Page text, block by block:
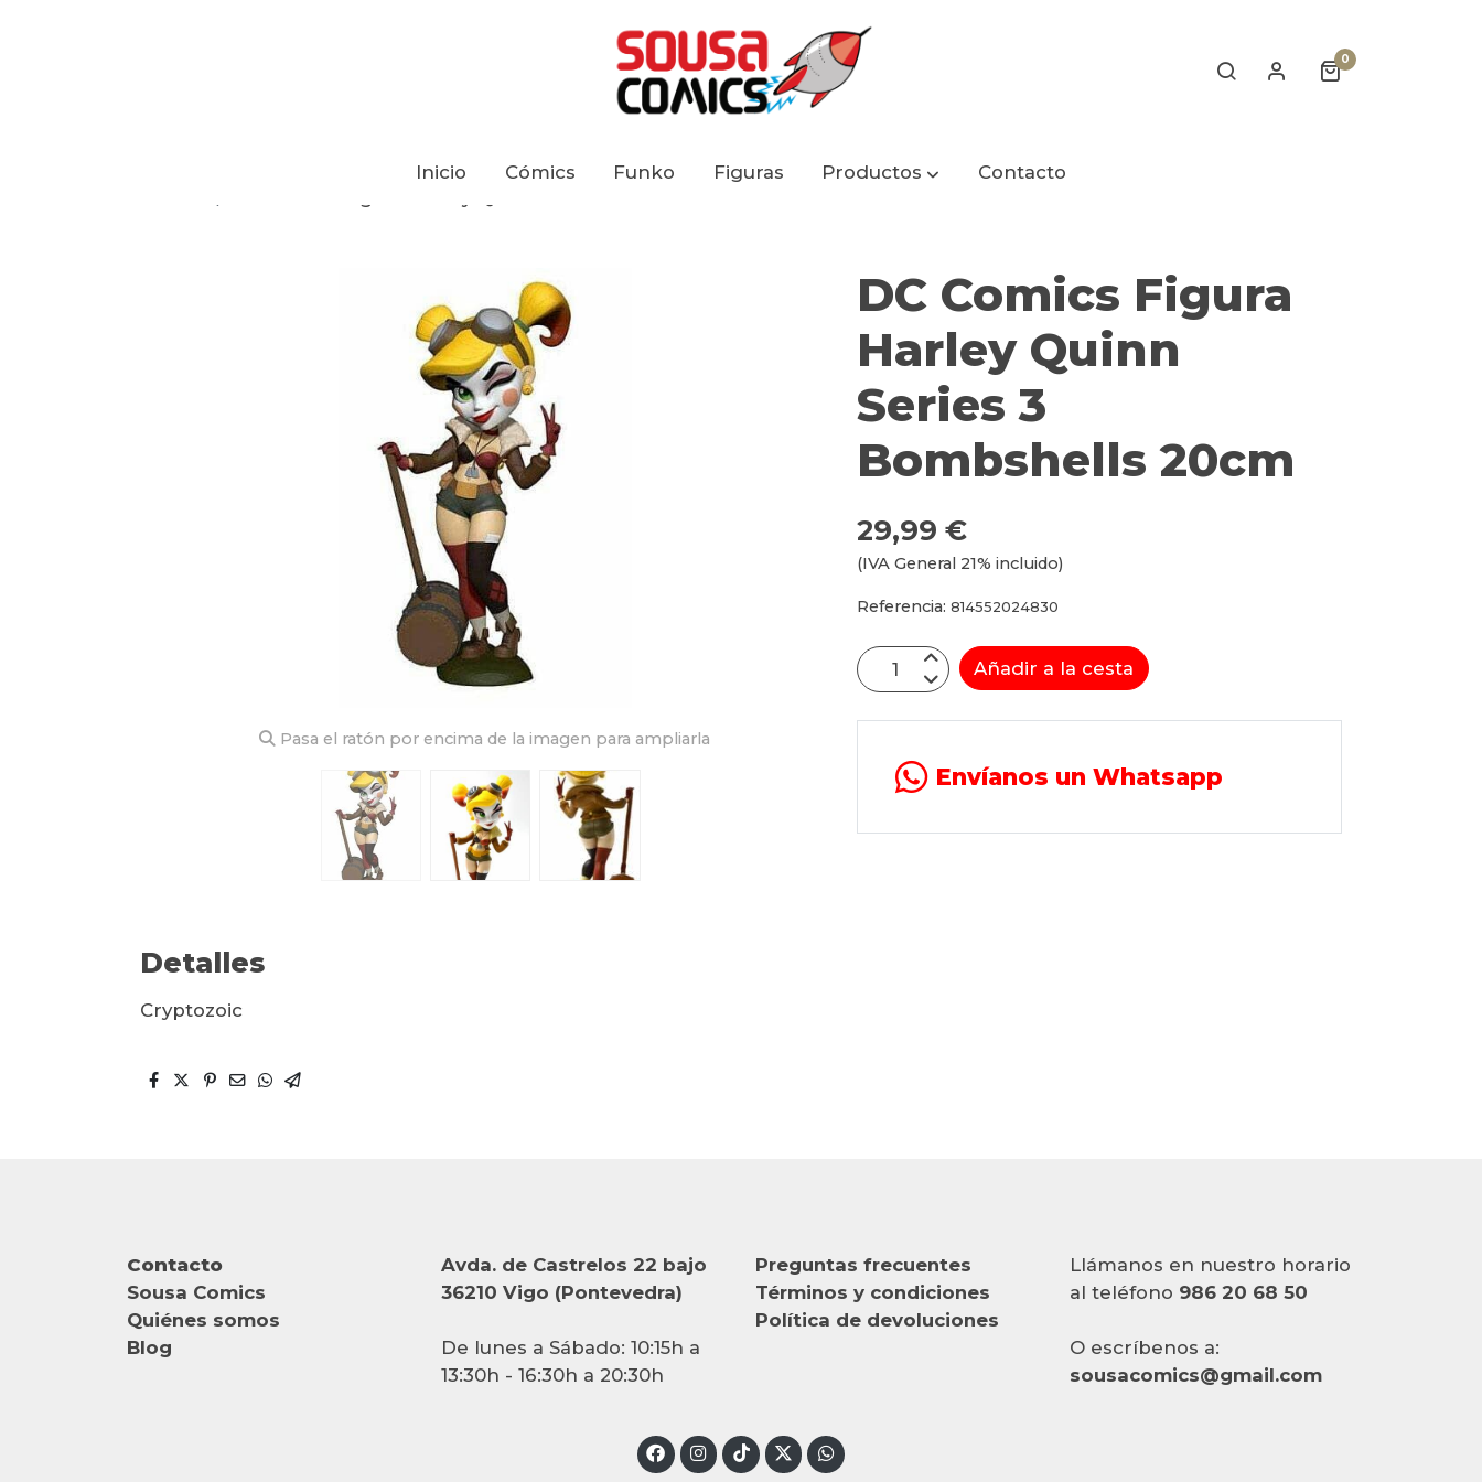
0
Inicio Cómics Funko Figuras Productos
Contacto
Pasa el ratón por encima de la imagen para ampliarla
Detalles
Cryptozoic
DC Comics Figura
Harley Quinn
Series 3
Bombshells 20cm
29,99 €
(IVA General 21% incluido)
Referencia:814552024830
Añadir a la cesta
Envíanos un Whatsapp
Contacto
Sousa Comics
Quiénes somos
Blog
Avda. de Castrelos 22 bajo
36210 Vigo (Pontevedra)
De lunes a Sábado: 10:15h a
13:30h - 16:30h a 20:30h
Preguntas frecuentes
Términos y condiciones
Política de devoluciones
Llámanos en nuestro horario
al teléfono 986 20 68 50
O escríbenos a:
sousacomics@gmail.com